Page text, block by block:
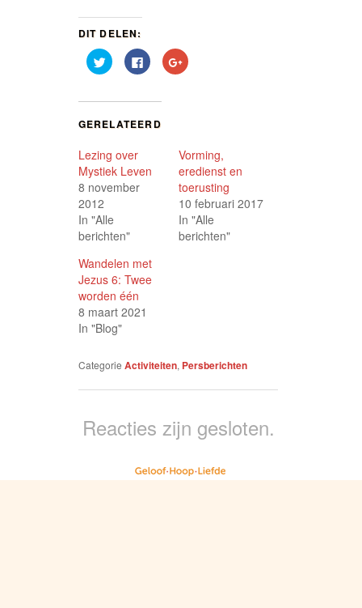
DIT DELEN:
Klik
om
in
venster
geopend)
Klik
om
in
Klik
om
venster
geopend)
GERELATEERD
Lezing over
Mystiek Leven
8 november
2012
In "Alle
berichten"
Vorming,
eredienst en
toerusting
10 februari 2017
In "Alle
berichten"
Wandelen met
Jezus 6: Twee
worden één
8 maart 2021
In "Blog"
Categorie Activiteiten, Persberichten
Reacties zijn gesloten.